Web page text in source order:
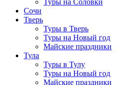
Сочи
Тверь
Туры в Тверь
Туры на Новый год
Майские праздники
Тула
Туры в Тулу
Туры на Новый год
Майские праздники